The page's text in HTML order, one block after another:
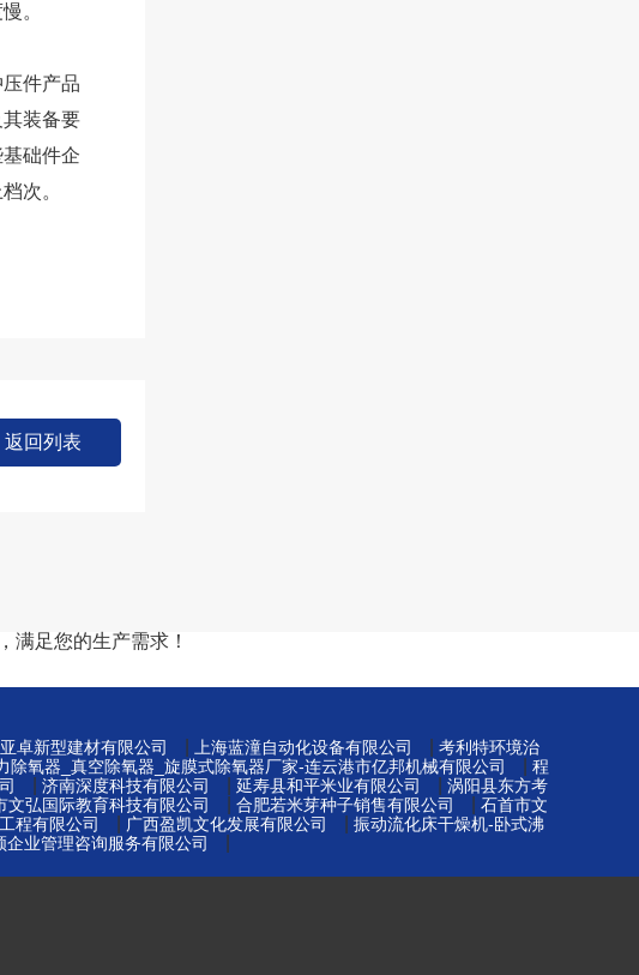
。
件产品
装备要
础件企
次。
返回列表
满足您的生产需求！
卓新型建材有限公司 上海蓝潼自动化设备有限公司
考利特环境治
除氧器_真空除氧器_旋膜式除氧器厂家-连云港市亿邦机械有限公司
程
济南深度科技有限公司 延寿县和平米业有限公司
涡阳县东方考
文弘国际教育科技有限公司 合肥若米芽种子销售有限公司
石首市文
程有限公司 广西盈凯文化发展有限公司
振动流化床干燥机-卧式沸
企业管理咨询服务有限公司